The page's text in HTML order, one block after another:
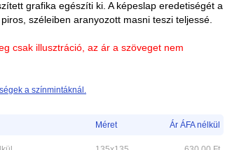
grafika egészíti ki. A képeslap eredetiségét a
széleiben aranyozott masni teszi teljessé.
csak illusztráció, az ár a szöveget nem
a színmintáknál.
Méret Ár ÁFA nélkül